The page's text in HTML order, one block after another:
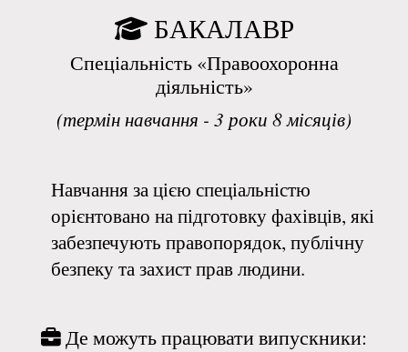
БАКАЛАВР
Спеціальність «Правоохоронна
діяльність»
(термін навчання - 3 роки 8 місяців)
Навчання за цією спеціальністю
орієнтовано на підготовку фахівців, які
забезпечують правопорядок, публічну
безпеку та захист прав людини.
Де можуть працювати випускники: